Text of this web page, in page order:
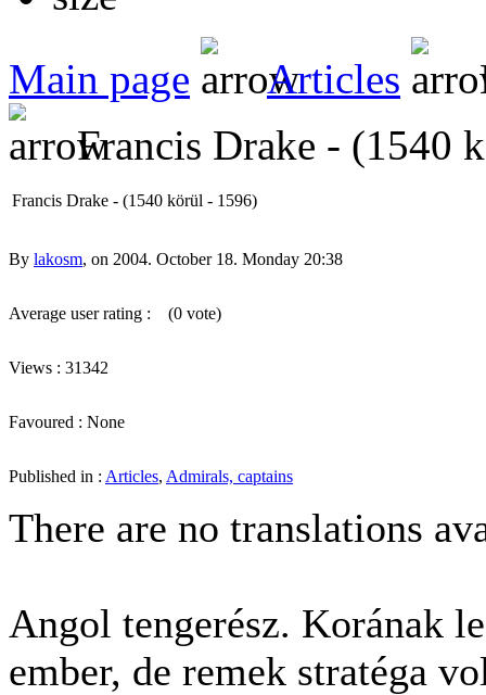
Main page Articles
Francis Drake - (1540
Francis Drake - (1540 körül - 1596)
By lakosm, on 2004. October 18. Monday 20:38
Average user rating : (0 vote)
Views : 31342
Favoured : None
Published in : Articles, Admirals, captains
There are no translations
Angol tengerész. Korának
ember, de remek stratéga